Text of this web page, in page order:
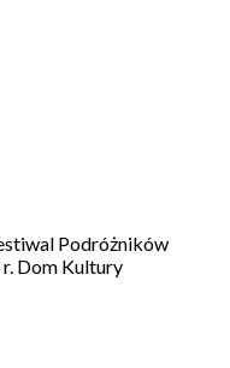
Podróżników
Dom Kultury